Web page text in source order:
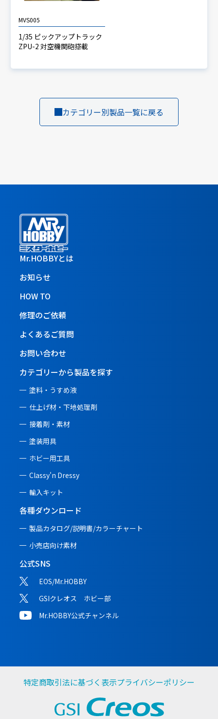
MVS005
1/35 ピックアップトラック
ZPU-2 対空機関砲搭載
カテゴリー別製品一覧に戻る
Mr.HOBBYとは
お知らせ
HOW TO
修理のご依頼
よくあるご質問
お問い合わせ
カテゴリーから製品を探す
塗料・うすめ液
仕上げ材・下地処理剤
接着剤・素材
塗装用具
ホビー用工具
Classy'n Dressy
輸入キット
各種ダウンロード
製品カタログ/説明書/カラーチャート
小売店向け素材
公式SNS
EOS/Mr.HOBBY
GSIクレオス ホビー部
Mr.HOBBY公式チャンネル
特定商取引法に基づく表示プライバシーポリシー